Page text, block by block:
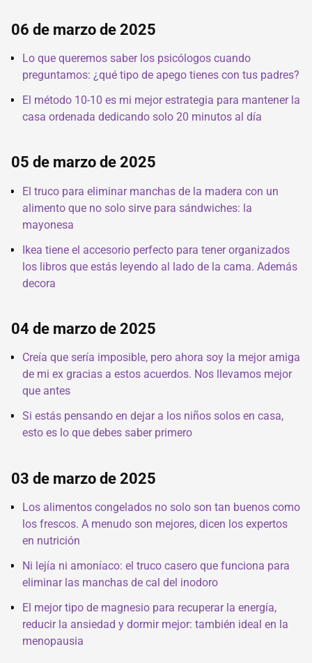
06 de marzo de 2025
Lo que queremos saber los psicólogos cuando
preguntamos: ¿qué tipo de apego tienes con tus padres?
El método 10-10 es mi mejor estrategia para mantener la
casa ordenada dedicando solo 20 minutos al día
05 de marzo de 2025
El truco para eliminar manchas de la madera con un
alimento que no solo sirve para sándwiches: la
mayonesa
Ikea tiene el accesorio perfecto para tener organizados
los libros que estás leyendo al lado de la cama. Además
decora
04 de marzo de 2025
Creía que sería imposible, pero ahora soy la mejor amiga
de mi ex gracias a estos acuerdos. Nos llevamos mejor
que antes
Si estás pensando en dejar a los niños solos en casa,
esto es lo que debes saber primero
03 de marzo de 2025
Los alimentos congelados no solo son tan buenos como
los frescos. A menudo son mejores, dicen los expertos
en nutrición
Ni lejía ni amoníaco: el truco casero que funciona para
eliminar las manchas de cal del inodoro
El mejor tipo de magnesio para recuperar la energía,
reducir la ansiedad y dormir mejor: también ideal en la
menopausia